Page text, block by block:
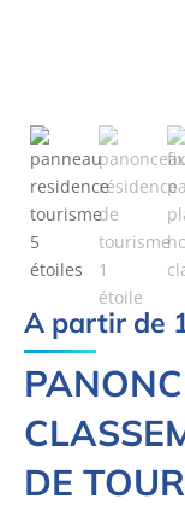
A partir de
DE